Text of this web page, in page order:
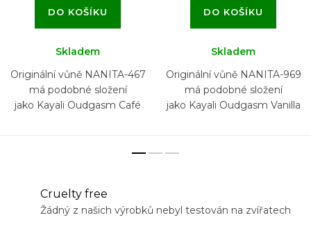
DO KOŠÍKU
Skladem
Originální vůně NANITA-467
má podobné složení
jako Kayali Oudgasm Café
DO KOŠÍKU
Skladem
Originální vůně NANITA-969
má podobné složení
jako Kayali Oudgasm Vanilla
Cruelty free
Žádný z našich výrobků nebyl testován na zvířatech